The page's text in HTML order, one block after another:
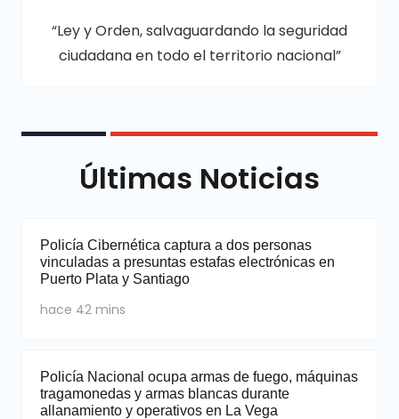
“Ley y Orden, salvaguardando la seguridad
ciudadana en todo el territorio nacional”
Últimas Noticias
Policía Cibernética captura a dos personas
vinculadas a presuntas estafas electrónicas en
Puerto Plata y Santiago
hace 42 mins
Policía Nacional ocupa armas de fuego, máquinas
tragamonedas y armas blancas durante
allanamiento y operativos en La Vega